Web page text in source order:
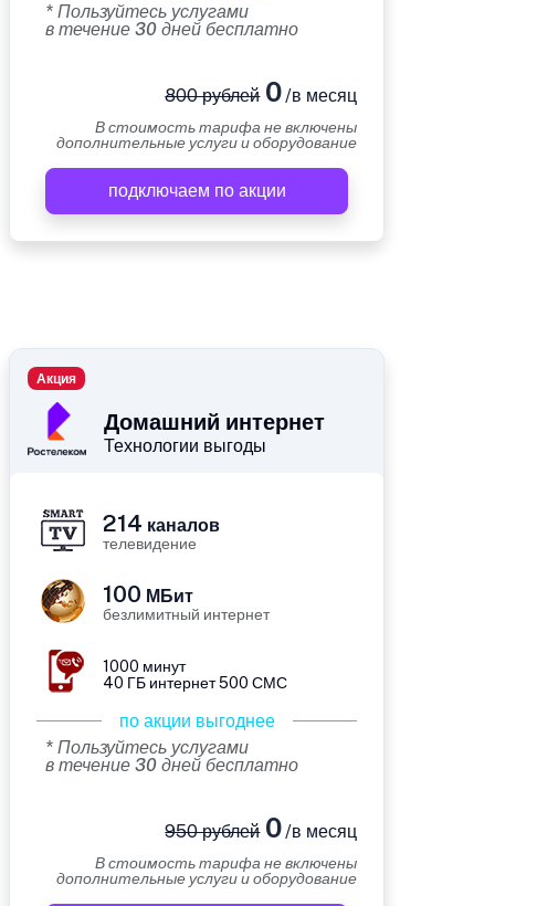
* Пользуйтесь услугами
в течение 30 дней бесплатно
800 рублей0/в месяц
В стоимость тарифа не включены
дополнительные услуги и оборудование
подключаем по акции
Домашний интернет
Технологии выгоды
Акция
214 каналов
телевидение
100 МБит
безлимитный интернет
1000 минут
40 ГБ интернет 500 СМС
по акции выгоднее
* Пользуйтесь услугами
в течение 30 дней бесплатно
950 рублей0/в месяц
В стоимость тарифа не включены
дополнительные услуги и оборудование